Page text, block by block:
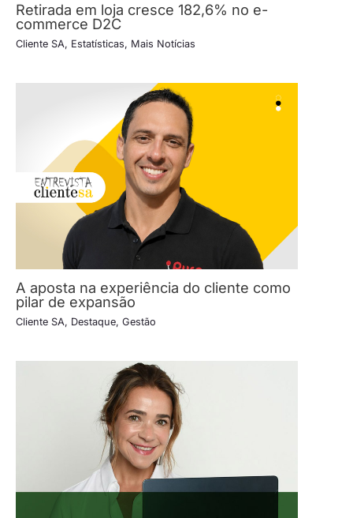
Retirada em loja cresce 182,6% no e-
commerce D2C
Cliente SA, Estatísticas, Mais Notícias
A aposta na experiência do cliente como
pilar de expansão
Cliente SA, Destaque, Gestão